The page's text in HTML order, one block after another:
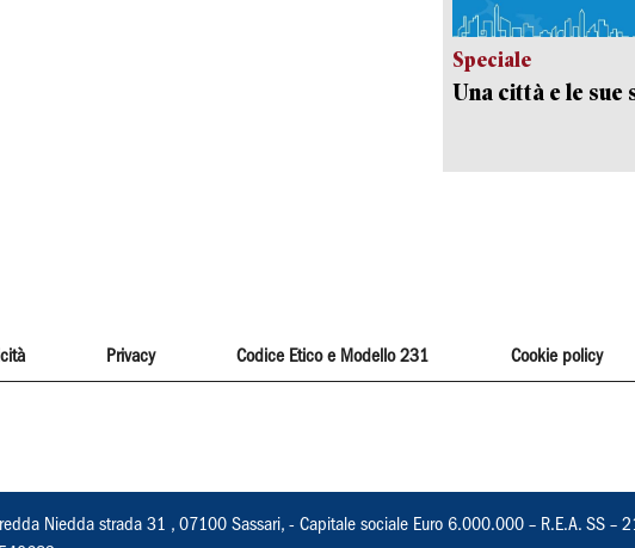
Speciale
Una città e le sue
Privacy Codice Etico e Modello 231 Cookie policy
Niedda strada 31 , 07100 Sassari, - Capitale sociale Euro 6.000.000 – R.E.A. SS –